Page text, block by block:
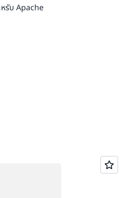
Flink
รับ Apache